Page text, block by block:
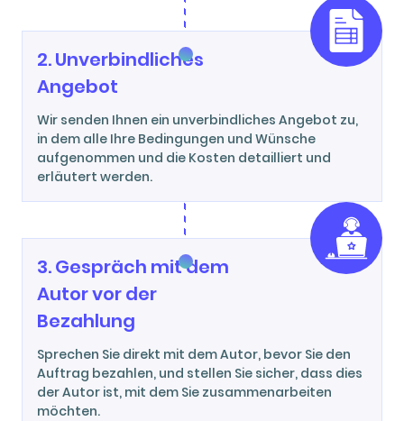
2. Unverbindliches
Angebot
Wir senden Ihnen ein unverbindliches Angebot zu,
in dem alle Ihre Bedingungen und Wünsche
aufgenommen und die Kosten detailliert und
erläutert werden.
3. Gespräch mit dem
Autor vor der
Bezahlung
Sprechen Sie direkt mit dem Autor, bevor Sie den
Auftrag bezahlen, und stellen Sie sicher, dass dies
der Autor ist, mit dem Sie zusammenarbeiten
möchten.